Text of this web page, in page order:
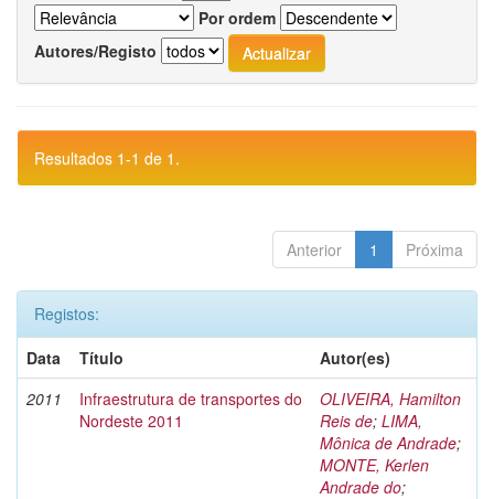
Por ordem
Autores/Registo
Resultados 1-1 de 1.
Anterior 1 Próxima
Registos:
Data
Título
Autor(es)
2011
Infraestrutura de transportes do
Nordeste 2011
OLIVEIRA, Hamilton
Reis de; LIMA,
Mônica de Andrade;
MONTE, Kerlen
Andrade do;